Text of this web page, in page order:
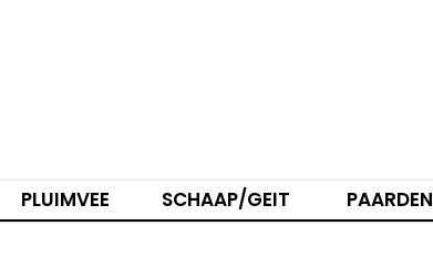
PLUIMVEE SCHAAP/GEIT PAARDEN